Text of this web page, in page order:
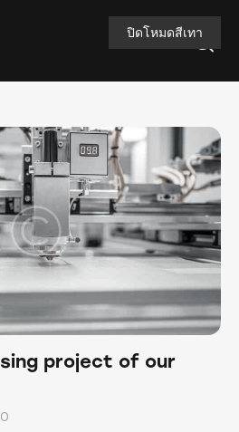
project of our
ปิดโหมดสีเทา